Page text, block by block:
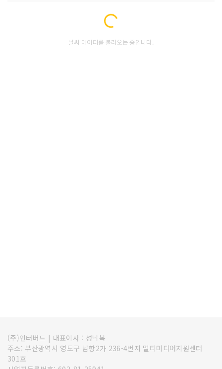
Loading...
날씨 데이터를 불러오는 중입니다.
(주)인터버드 | 대표이사 : 성낙복
주소: 부산광역시 영도구 남항2가 236-4번지 멀티미디어지원센터
301호